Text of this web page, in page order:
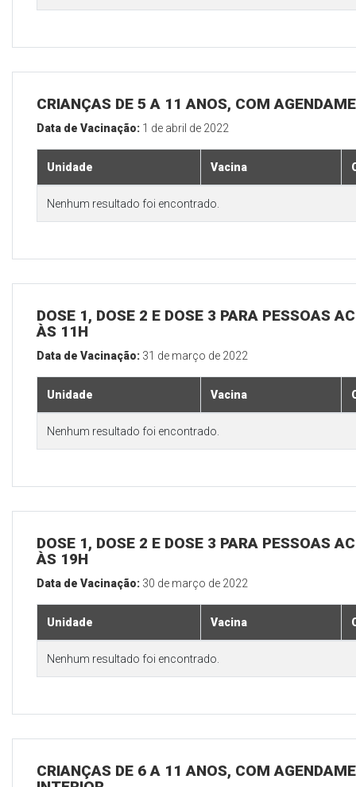
CRIANÇAS DE 5 A 11 ANOS, COM
Data de Vacinação: 1 de abril de 2022
Unidade Vacina
Nenhum resultado foi encontrado.
DOSE 1, DOSE 2 E DOSE 3 PARA PESSOAS
ÀS 11H
Data de Vacinação: 31 de março de 2022
Unidade Vacina
Nenhum resultado foi encontrado.
DOSE 1, DOSE 2 E DOSE 3 PARA PESSOAS
ÀS 19H
Data de Vacinação: 30 de março de 2022
Unidade Vacina
Nenhum resultado foi encontrado.
CRIANÇAS DE 6 A 11 ANOS, COM